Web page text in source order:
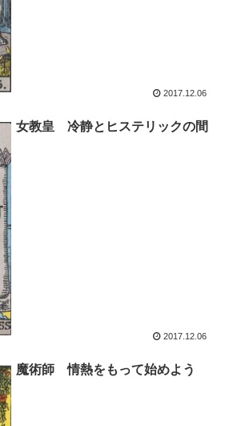
2017.12.06
女教皇 冷静とヒステリックの間
2017.12.06
魔術師 情熱をもって始めよう